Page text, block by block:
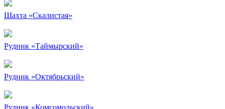
Шахта «Скалистая»
Рудник «Таймырский»
Рудник «Октябрьский»
Рудник «Комсомольский»